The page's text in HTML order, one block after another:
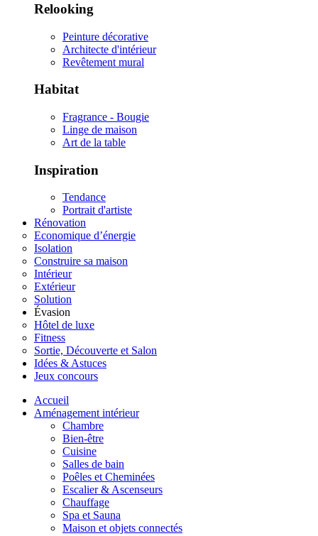
Relooking
Peinture décorative
Architecte d'intérieur
Revêtement mural
Habitat
Fragrance - Bougie
Linge de maison
Art de la table
Inspiration
Tendance
Portrait d'artiste
Rénovation
Economique d’énergie
Isolation
Construire sa maison
Intérieur
Extérieur
Solution
Évasion
Hôtel de luxe
Fitness
Sortie, Découverte et Salon
Idées & Astuces
Jeux concours
Accueil
Aménagement intérieur
Chambre
Bien-être
Cuisine
Salles de bain
Poêles et Cheminées
Escalier & Ascenseurs
Chauffage
Spa et Sauna
Maison et objets connectés